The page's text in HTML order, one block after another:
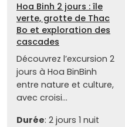
Hoa Binh 2 jours : île
verte, grotte de Thac
Bo et exploration des
cascades
Découvrez l’excursion 2
jours à Hoa BinBinh
entre nature et culture,
avec croisi...
Durée: 2 jours 1 nuit